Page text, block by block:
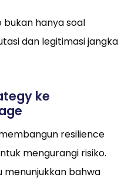
bukan hanya soal
dan legitimasi jangka
ke
resilience
mengurangi risiko.
bahwa